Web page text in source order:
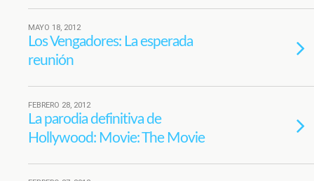
MAYO 18, 2012
Los Vengadores: La esperada
reunión
FEBRERO 28, 2012
La parodia definitiva de
Hollywood: Movie: The Movie